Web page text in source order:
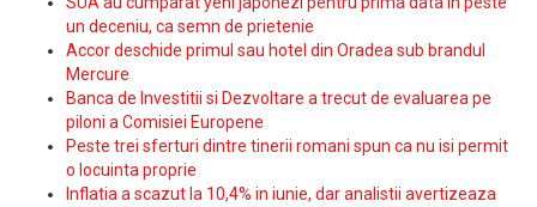
un deceniu, ca semn de prietenie
Accor deschide primul sau hotel din Oradea sub brandul
Mercure
Banca de Investitii si Dezvoltare a trecut de evaluarea pe
piloni a Comisiei Europene
Peste trei sferturi dintre tinerii romani spun ca nu isi permit
o locuinta proprie
Inflatia a scazut la 10,4% in iunie, dar analistii avertizeaza